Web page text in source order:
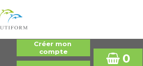
0